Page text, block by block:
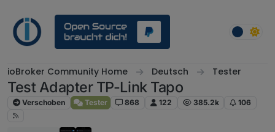
ioBroker Community Home Deutsch Tester
Test Adapter TP-Link Tapo
Verschoben Tester 868 122 385.2k 106